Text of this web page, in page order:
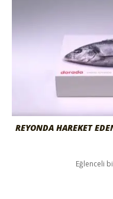
REYONDA HAREKET
Eğlenceli